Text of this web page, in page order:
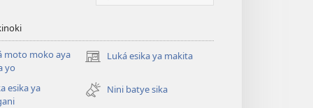
moto moko aya
yo
Luká esika ya makita
(fungolá
mosusu)
esika ya
Nini batye sika